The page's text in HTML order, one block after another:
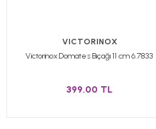
VICTORINOX
Victorinox Domates Bıçağı 11 cm 6.7833
399,00 TL